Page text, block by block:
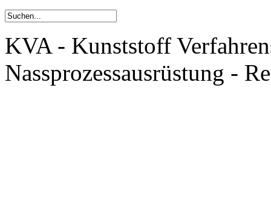
KVA - Kunststoff
Nassprozessausrüstung -